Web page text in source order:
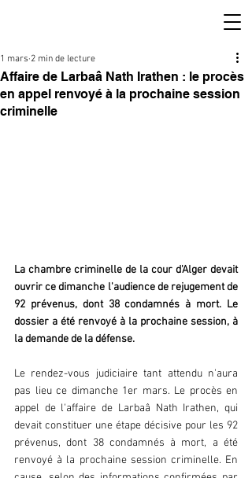
Affaire de Larbaâ Nath Irathen : le procès
en appel renvoyé à la prochaine session
criminelle
1 mars 2 min de lecture
La chambre criminelle de la cour d'Alger devait
ouvrir ce dimanche l'audience de rejugement de
92 prévenus, dont 38 condamnés à mort. Le
dossier a été renvoyé à la prochaine session, à
la demande de la défense.
Le rendez-vous judiciaire tant attendu n'aura
pas lieu ce dimanche 1er mars. Le procès en
appel de l'affaire de Larbaâ Nath Irathen, qui
devait constituer une étape décisive pour les 92
prévenus, dont 38 condamnés à mort, a été
renvoyé à la prochaine session criminelle. En